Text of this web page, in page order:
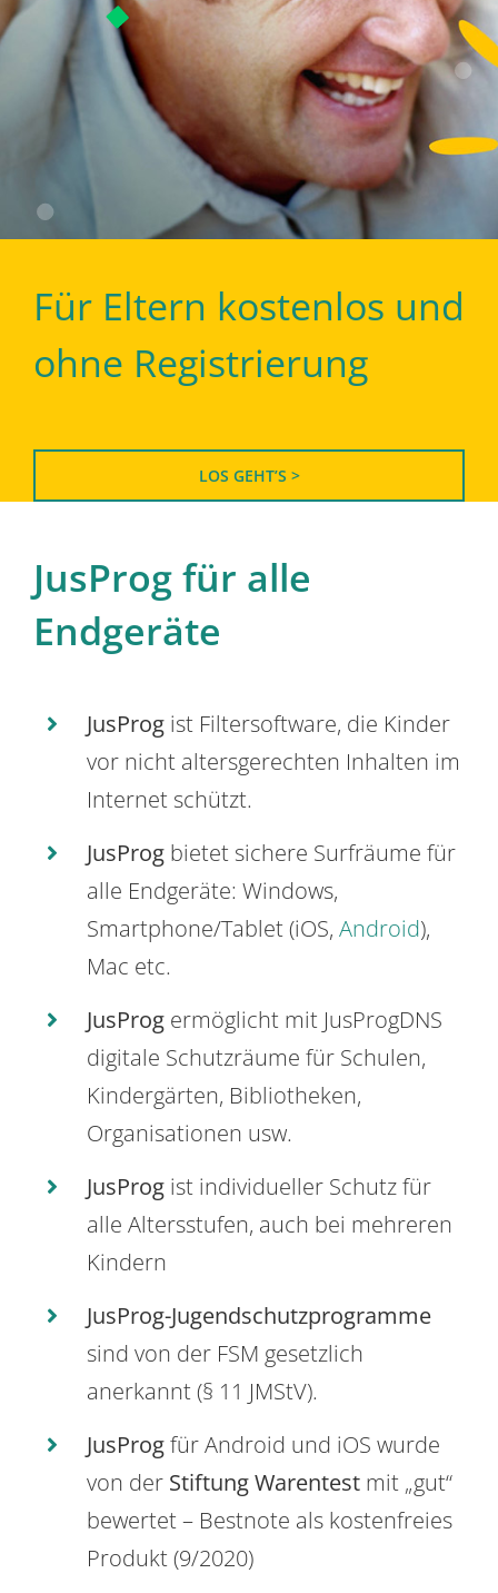
Für Eltern kostenlos und
ohne Registrierung
LOS GEHT’S >
JusProg für alle
Endgeräte
JusProg ist Filtersoftware, die Kinder
vor nicht altersgerechten Inhalten im
Internet schützt.
JusProg bietet sichere Surfräume für
alle Endgeräte: Windows,
Smartphone/Tablet (iOS, Android),
Mac etc.
JusProg ermöglicht mit JusProgDNS
digitale Schutzräume für Schulen,
Kindergärten, Bibliotheken,
Organisationen usw.
JusProg ist individueller Schutz für
alle Altersstufen, auch bei mehreren
Kindern
JusProg-Jugendschutzprogramme
sind von der FSM gesetzlich
anerkannt (§ 11 JMStV).
JusProgfür Android und iOS wurde
von der Stiftung Warentest mit „gut“
bewertet – Bestnote als kostenfreies
Produkt (9/2020)